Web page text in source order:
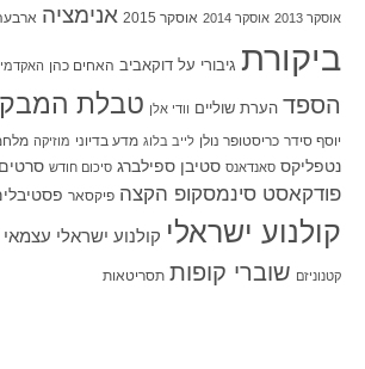
אוסקר 2013 אוסקר 2014 אוסקר 2015 אנימציה
ביקורת גיבורי על דוקאביב האחים כהן
הספד הערת שוליים וודי אלן טבלת
יוסף סידר כריסטופר נולן לייב בלוג מדע בדיוני מוזיקה
נטפליקס סאנדאנס סטיבן ספילברג סיכום חודש
פודקאסט סינמסקופ הקצה פיקסאר
קולנוע ישראלי קולנוע ישראלי עצמאי
קטנוניזם שוברי קופות תסריטאות